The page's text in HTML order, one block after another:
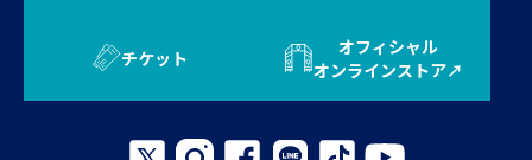
チケット
オフィシャル
オンラインストア